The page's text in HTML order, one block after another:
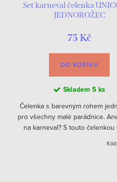
Set karneval čelenka
JEDNOROŽEC
75 Kč
DO KOŠÍKU
Skladem 5 ks
Čelenka s barevným rohem
pro všechny malé parádnice.
na karneval? S touto čelenkou
Kód: